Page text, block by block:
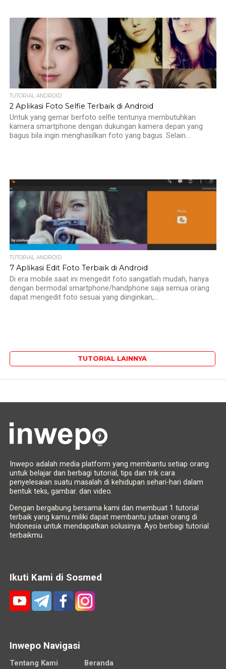
TUTORIAL ANDROID
2 Aplikasi Foto Selfie Terbaik di Android
Untuk yang gemar berfoto selfie tentunya membutuhkan
kamera smartphone dengan dukungan kamera depan yang
bagus bila ingin menghasilkan foto yang bagus. Selain...
TUTORIAL ANDROID
7 Aplikasi Edit Foto Terbaik di Android
Di era mobile saat ini mengedit foto sangatlah mudah, hanya
dengan bermodal smartphone/handphone saja semua orang
dapat mengedit foto sesuai yang diinginkan,...
TUTORIAL LAINNYA
Inwepo adalah media platform yang membantu setiap orang
untuk belajar dan berbagi tutorial, tips dan trik cara
penyelesaian suatu masalah di kehidupan sehari-hari dalam
bentuk teks, gambar. dan video.
Dengan bergabung bersama kami dan membuat 1 tutorial
terbaik yang kamu miliki dapat membantu jutaan orang di
Indonesia untuk mendapatkan solusinya. Ayo berbagi tutorial
terbaikmu.
Ikuti Kami di Sosmed
Inwepo Navigasi
Tentang Kami Beranda